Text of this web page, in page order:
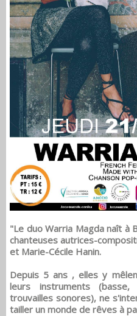
"Le duo Warria Magda naît à Bastia de la rencontre de deux
chanteuses autrices-
et Marie-Cécile Hanin.
Depuis 5 ans , elles y
leurs instruments
trouvailles sonores), ne
tailler un monde de rêves à